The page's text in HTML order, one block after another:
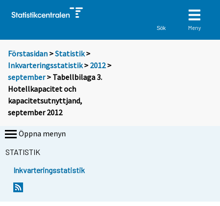
Sök Meny
Förstasidan >Statistik >
Inkvarteringsstatistik> 2012>
september> Tabellbilaga 3.
Hotellkapacitet och
kapacitetsutnyttjand,
september 2012
Öppna menyn
STATISTIK
Inkvarteringsstatistik